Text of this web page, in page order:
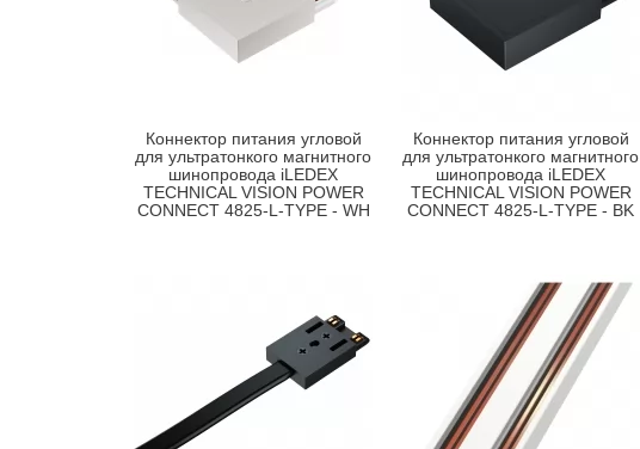
Коннектор питания угловой
для ультратонкого магнитного
шинопровода iLEDEX
TECHNICAL VISION POWER
CONNECT 4825-L-TYPE - WH
Коннектор питания угловой
для ультратонкого магнитного
шинопровода iLEDEX
TECHNICAL VISION POWER
CONNECT 4825-L-TYPE - BK